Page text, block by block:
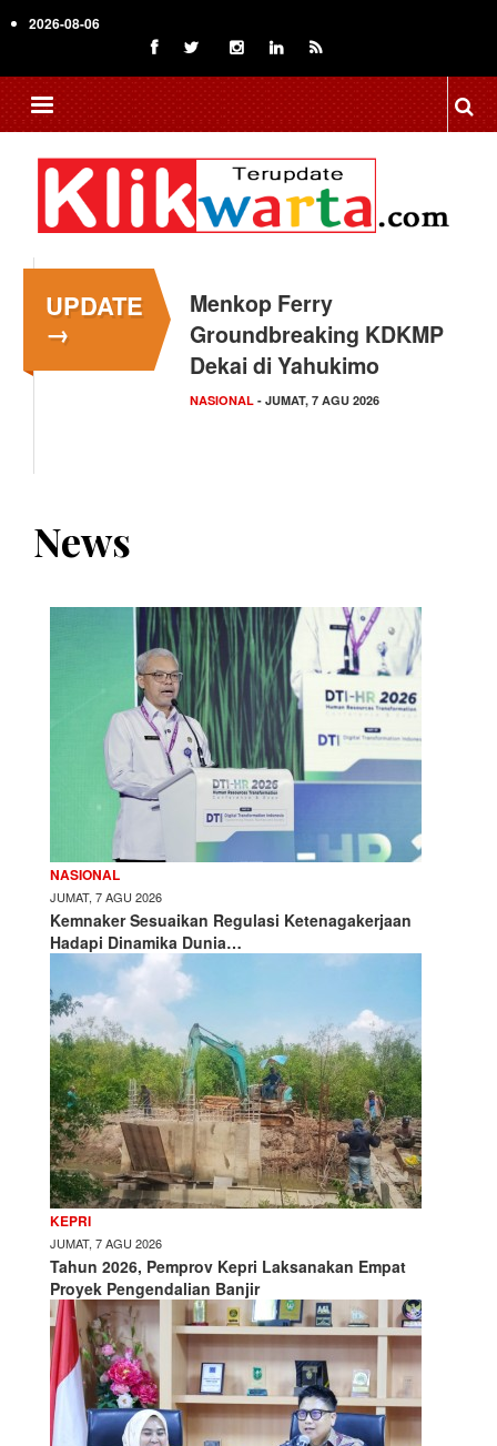
to
content
2026-08-06
UPDATE
→
Menkop Ferry
Groundbreaking KDKMP
Dekai di Yahukimo
NASIONAL - JUMAT, 7 AGU 2026
News
NASIONAL
JUMAT, 7 AGU 2026
Kemnaker Sesuaikan Regulasi Ketenagakerjaan
Hadapi Dinamika Dunia…
KEPRI
JUMAT, 7 AGU 2026
Tahun 2026, Pemprov Kepri Laksanakan Empat
Proyek Pengendalian Banjir